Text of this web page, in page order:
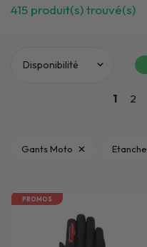
415 produit(s) trouvé(s)
1 2
Gants Moto Etanche
PROMOS